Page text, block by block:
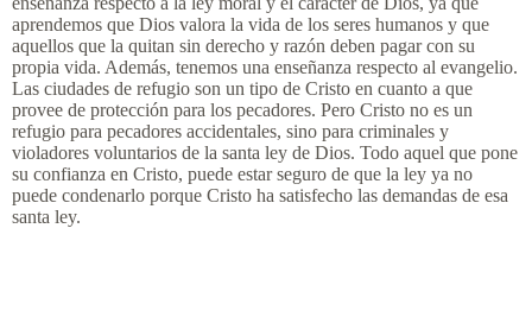
aprendemos que Dios valora la vida de los seres humanos y que
aquellos que la quitan sin derecho y razón deben pagar con su
propia vida. Además, tenemos una enseñanza respecto al evangelio.
Las ciudades de refugio son un tipo de Cristo en cuanto a que
provee de protección para los pecadores. Pero Cristo no es un
refugio para pecadores accidentales, sino para criminales y
violadores voluntarios de la santa ley de Dios. Todo aquel que pone
su confianza en Cristo, puede estar seguro de que la ley ya no
puede condenarlo porque Cristo ha satisfecho las demandas de esa
santa ley.